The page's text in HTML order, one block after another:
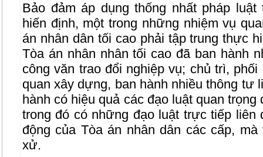
Bảo đảm áp dụng thống nhất pháp
hiến định, một trong những nhiệm vụ
án nhân dân tối cao phải tập trung thực
Tòa án nhân nhân tối cao đã ban hành
công văn trao đổi nghiệp vụ; chủ trì,
quan xây dựng, ban hành nhiều thông tư
hành có hiệu quả các đạo luật quan
trong đó có những đạo luật trực tiếp liên
động của Tòa án nhân dân các cấp,
xử.